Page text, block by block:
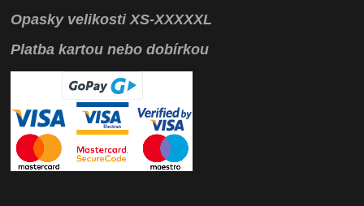
OpaskyvelikostiXS-XXXXXL
Platba kartou nebo dobírkou